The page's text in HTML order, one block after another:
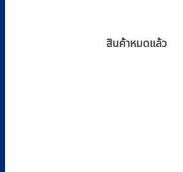
สินค้าหมดแล้ว